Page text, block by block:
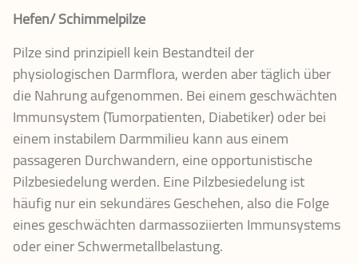
Hefen/ Schimmelpilze
Pilze sind prinzipiell kein Bestandteil der
physiologischen Darmflora, werden aber täglich über
die Nahrung aufgenommen. Bei einem geschwächten
Immunsystem (Tumorpatienten, Diabetiker) oder bei
einem instabilem Darmmilieu kann aus einem
passageren Durchwandern, eine opportunistische
Pilzbesiedelung werden. Eine Pilzbesiedelung ist
häufig nur ein sekundäres Geschehen, also die Folge
eines geschwächten darmassoziierten Immunsystems
oder einer Schwermetallbelastung.